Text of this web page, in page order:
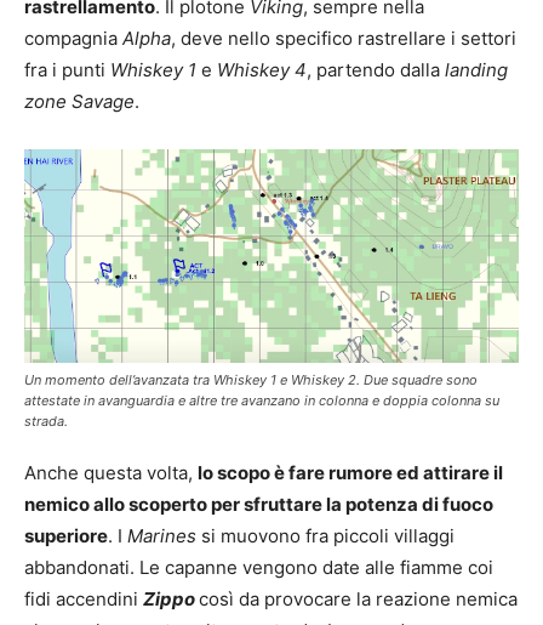
rastrellamento. Il plotone Viking, sempre nella
compagnia Alpha, deve nello specifico rastrellare i settori
fra i punti Whiskey 1 e Whiskey 4, partendo dalla landing
zone Savage.
Un momento dell’avanzata tra Whiskey 1 e Whiskey 2. Due squadre sono
attestate in avanguardia e altre tre avanzano in colonna e doppia colonna su
strada.
Anche questa volta, lo scopo è fare rumore ed attirare il
nemico allo scoperto per sfruttare la potenza di fuoco
superiore. I Marines si muovono fra piccoli villaggi
abbandonati. Le capanne vengono date alle fiamme coi
fidi accendini Zippocosì da provocare la reazione nemica